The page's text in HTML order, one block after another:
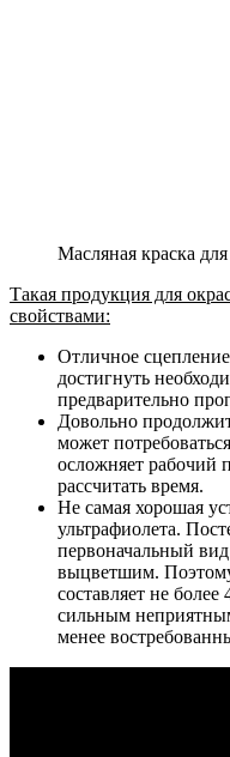
Масляная краска
Такая продукция для
свойствами:
Отличное
достигнуть
предварительно
Довольно
может
осложняет рабочий
рассчитать время.
Не самая хорошая
ультрафиолета.
первоначальный
выцветшим.
составляет не
сильным
менее